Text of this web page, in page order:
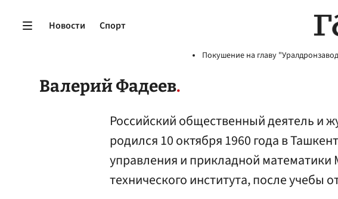
Новости Спорт
Покушение на главу
Валерий Фадеев
Российский общественный деятель и
родился 10 октября 1960 года в
управления и прикладной математики
технического института, после учебы